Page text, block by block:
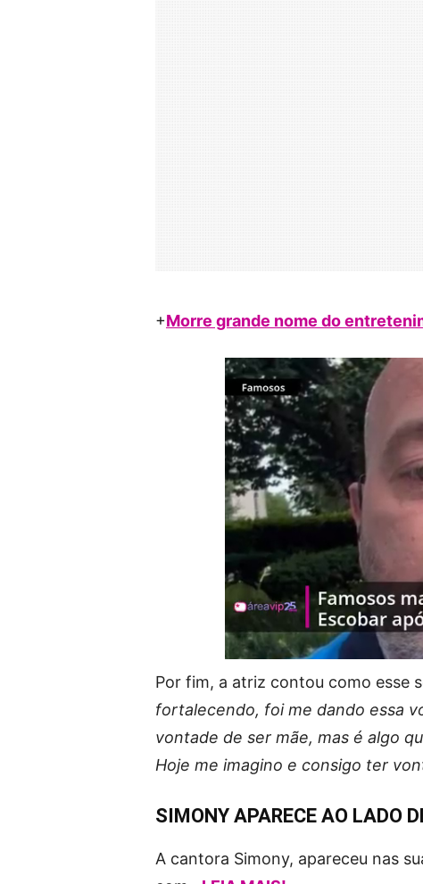
+Morre grande nome do
Por fim, a atriz contou como esse
fortalecendo, foi me dando essa
vontade de ser mãe, mas é algo
Hoje me imagino e consigo ter
SIMONY APARECE AO LADO
A cantora Simony, apareceu nas